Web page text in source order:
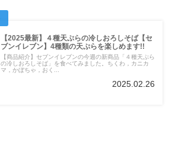
【2025最新】４種天ぷらの冷しおろしそば【セ
ブンイレブン】4種類の天ぷらを楽しめます!!
【商品紹介】セブンイレブンの今週の新商品「４種天ぷら
の冷しおろしそば」を食べてみました。ちくわ，カニカ
マ，かぼちゃ，おく...
2025.02.26